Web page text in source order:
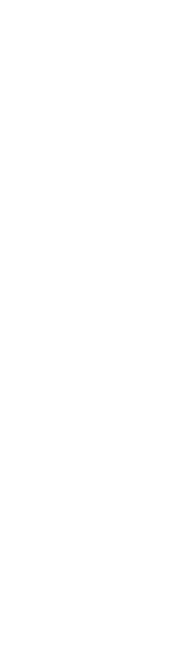
è libero: i controlli non
PRODOTTI ADULTERATI: